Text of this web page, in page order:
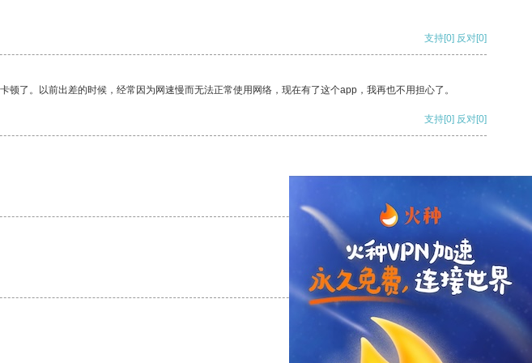
支持[0] 反对[0]
了。以前出差的时候，经常因为网速慢而无法正常使用网络，现在有了这个app，我再也不用担心了。
支持[0] 反对[0]
支持 [0] 反对[0]